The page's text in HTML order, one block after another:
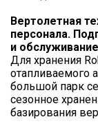
Вертолетная
персонала.
и
Для хранения
отапливаемого
большой парк
сезонное
базирования